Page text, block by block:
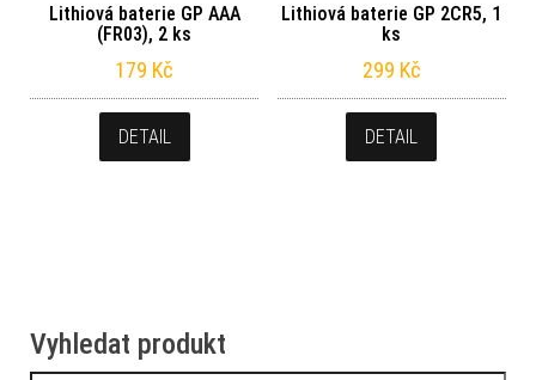
Lithiová baterie GP AAA
(FR03), 2 ks
179 Kč
DETAIL
Lithiová baterie GP 2CR5, 1
ks
299 Kč
DETAIL
Vyhledat produkt